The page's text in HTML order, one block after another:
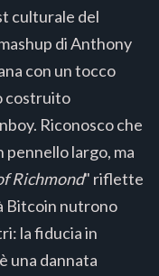
culturale del
di Anthony
con un tocco
costruito
Riconosco che
largo, ma
Richmond" riflette
Bitcoin nutrono
la fiducia in
una dannata